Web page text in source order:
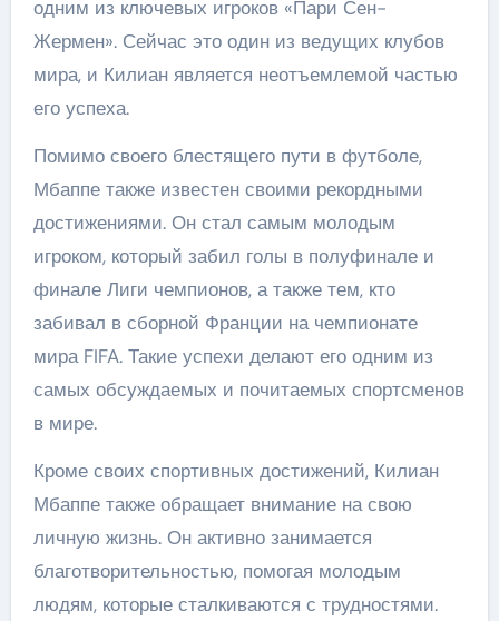
одним из ключевых игроков «Пари Сен-
Жермен». Сейчас это один из ведущих клубов
мира, и Килиан является неотъемлемой частью
его успеха.
Помимо своего блестящего пути в футболе,
Мбаппе также известен своими рекордными
достижениями. Он стал самым молодым
игроком, который забил голы в полуфинале и
финале Лиги чемпионов, а также тем, кто
забивал в сборной Франции на чемпионате
мира FIFA. Такие успехи делают его одним из
самых обсуждаемых и почитаемых спортсменов
в мире.
Кроме своих спортивных достижений, Килиан
Мбаппе также обращает внимание на свою
личную жизнь. Он активно занимается
благотворительностью, помогая молодым
людям, которые сталкиваются с трудностями.